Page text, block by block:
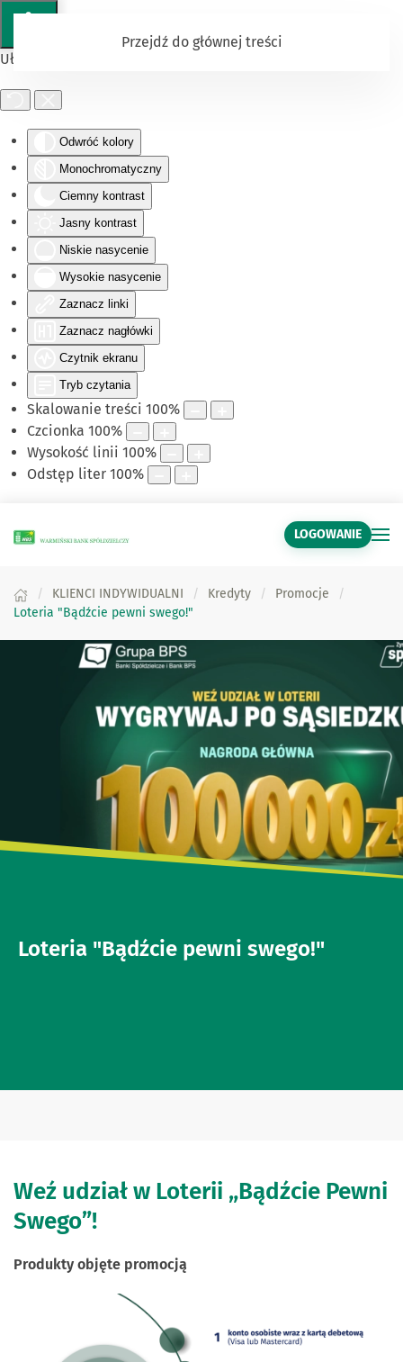
Ułatwienia dostępu
Odwróć kolory
Monochromatyczny
Ciemny kontrast
Jasny kontrast
Niskie nasycenie
Wysokie nasycenie
Zaznacz linki
Zaznacz nagłówki
Czytnik ekranu
Tryb czytania
Skalowanie treści 100%
Czcionka 100%
Wysokość linii 100%
Odstęp liter 100%
Przejdź do głównej treści
LOGOWANIE
KLIENCI INDYWIDUALNI Kredyty
Promocje
Loteria "Bądźcie pewni swego!"
Loteria "Bądźcie pewni swego!"
Weź udział w Loterii „Bądźcie Pewni
Swego”!
Produkty objęte promocją